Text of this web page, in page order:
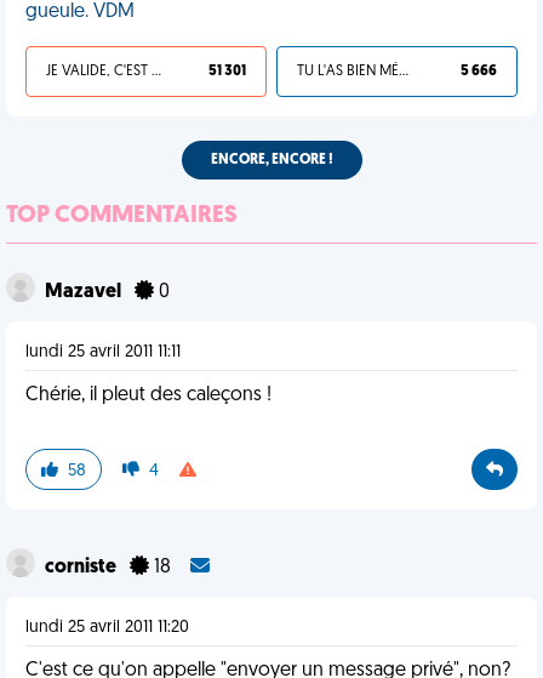
gueule. VDM
JE VALIDE, C'EST UNE VDM 51 301 TU L'AS BIEN MÉRITÉ 5 666
ENCORE, ENCORE !
TOP COMMENTAIRES
Mazavel 0
lundi 25 avril 2011 11:11
Chérie, il pleut des caleçons !
58 4
corniste 18
lundi 25 avril 2011 11:20
C'est ce qu'on appelle "envoyer un message privé", non?